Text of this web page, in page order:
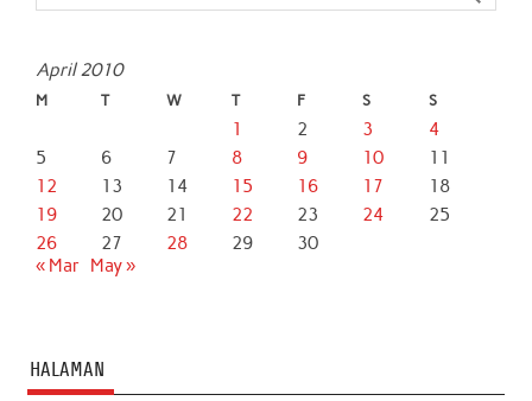
April 2010
M T W T F S S
1 2 3
4
5
6 7 8 9 10
11
12
13 14 15 16 17
18
19
20 21 22 23 24
25
26
27 28 29
30
« Mar May »
HALAMAN